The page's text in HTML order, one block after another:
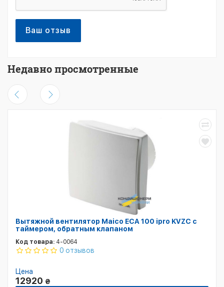
Ваш отзыв
Недавно просмотренные
Вытяжной вентилятор Maico ECA 100 ipro KVZC с
таймером, обратным клапаном
Код товара: 4-0064
0 отзывов
Цена
12920 ₴